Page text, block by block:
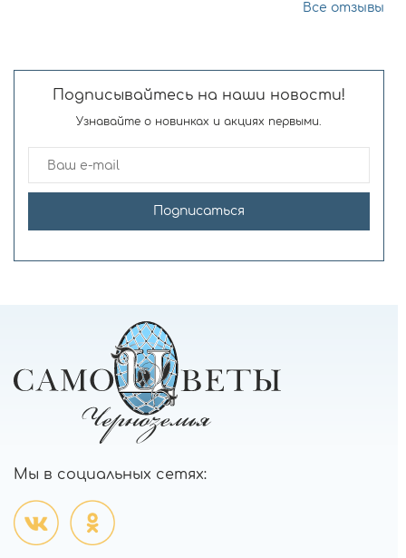
Все отзывы
Подписывайтесь на наши новости!
Узнавайте о новинках и акциях первыми.
Подписаться
Мы в социальных сетях: